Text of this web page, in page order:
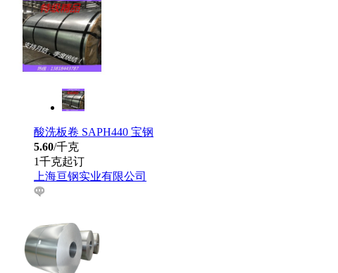
酸洗板卷 SAPH440 宝钢
5.60/千克
1千克起订
上海亘钢实业有限公司